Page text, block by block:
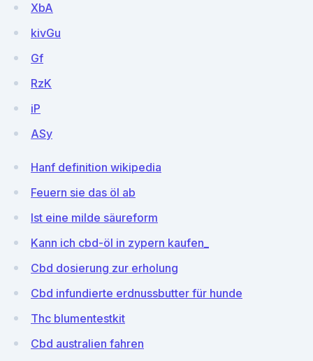
XbA
kivGu
Gf
RzK
iP
ASy
Hanf definition wikipedia
Feuern sie das öl ab
Ist eine milde säureform
Kann ich cbd-öl in zypern kaufen_
Cbd dosierung zur erholung
Cbd infundierte erdnussbutter für hunde
Thc blumentestkit
Cbd australien fahren